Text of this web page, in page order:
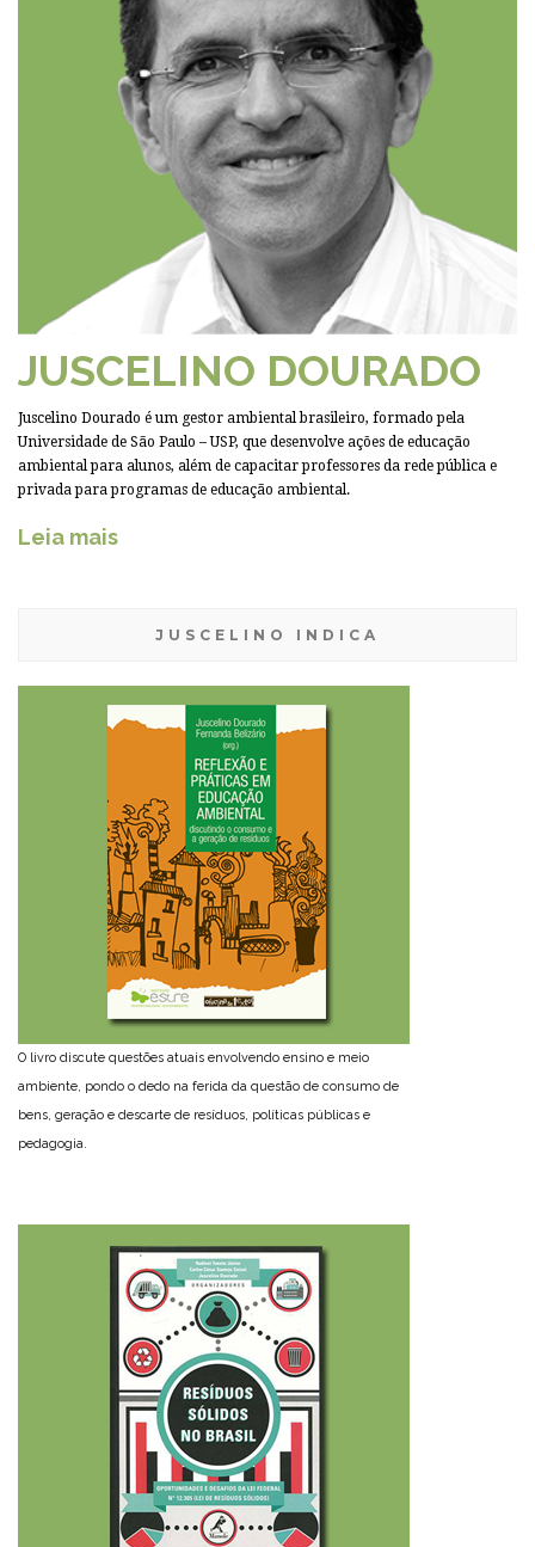
JUSCELINO DOURADO
Juscelino Dourado é um gestor ambiental brasileiro, formado pela
Universidade de São Paulo – USP, que desenvolve ações de educação
ambiental para alunos, além de capacitar professores da rede pública e
privada para programas de educação ambiental.
Leia mais
JUSCELINO INDICA
O livro discute questões atuais envolvendo ensino e meio
ambiente, pondo o dedo na ferida da questão de consumo de
bens, geração e descarte de resíduos, políticas públicas e
pedagogia.